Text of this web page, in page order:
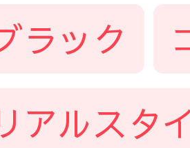
ラック
アルスタ